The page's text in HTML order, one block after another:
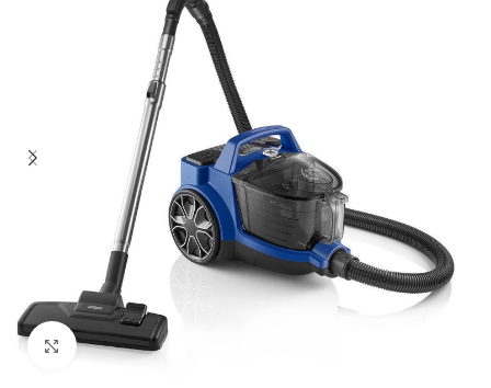
Click to enlarge